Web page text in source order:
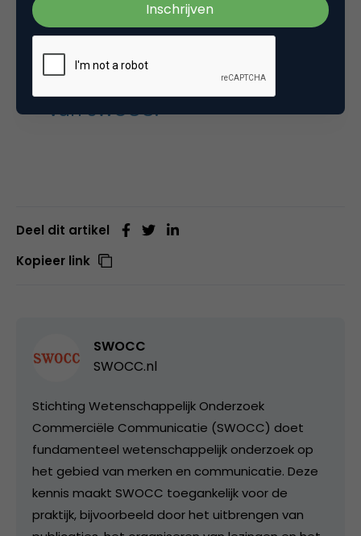
SWOCC-publicatie. Het
onderzoek is exclusief
beschikbaar voor begunstigers
van SWOCC.
Deel dit artikel
Kopieer link
SWOCC
SWOCC.nl
Stichting Wetenschappelijk Onderzoek
Commerciële Communicatie (SWOCC) doet
fundamenteel wetenschappelijk onderzoek op
het gebied van merken en communicatie. Deze
kennis maakt SWOCC toegankelijk voor de
praktijk, bijvoorbeeld door het uitbrengen van